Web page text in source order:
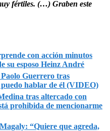
fértiles. (…) Graben este
con acción minutos
su esposo Heinz André
Guerrero tras
hablar de él (VIDEO)
tras altercado con
prohibida de mencionarme
“Quiere que agreda,